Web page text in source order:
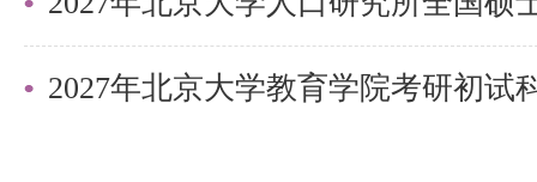
口腔六年分数线自340 分起步，
2027年北京大学教育学院考研初试